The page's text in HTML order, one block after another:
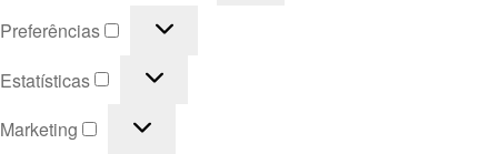
Preferências
Preferências
Estatísticas Estatísticas
Marketing
Marketing